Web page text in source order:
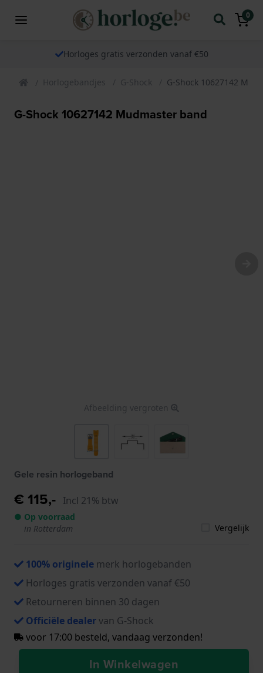
0
Horloges gratis verzonden vanaf €50
Horlogebandjes G-Shock G-Shock 10627142
G-Shock 10627142 Mudmaster band
Afbeelding vergroten
Gele resin horlogeband
€ 115,- Incl 21% btw
● Op voorraad
in Rotterdam
Vergelijk
100% originele merk horlogebanden
Horloges gratis verzonden vanaf €50
Retourneren binnen 30 dagen
Officiële dealervan G-Shock
voor 17:00 besteld, vandaag verzonden!
In Winkelwagen